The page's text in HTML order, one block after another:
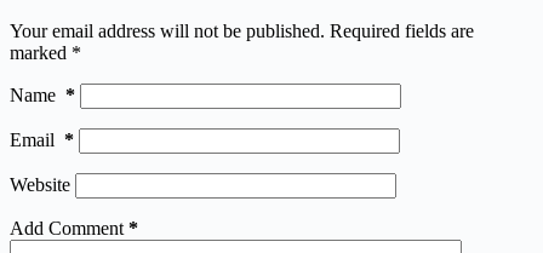
Your email address will not be published. Required fields are
marked *
Name *
Email *
Website
Add Comment *